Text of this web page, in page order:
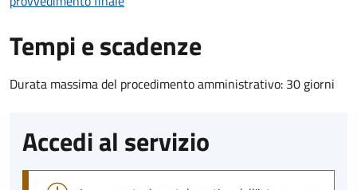
Tempi e scadenze
Durata massima del procedimento amministrativo: 30 giorni
Accedi al servizio